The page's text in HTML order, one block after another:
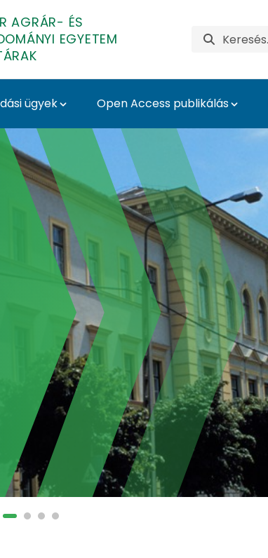
AGRÁR- ÉS
EGYETEM
ügyek Open Access publikálás
és Levéltár